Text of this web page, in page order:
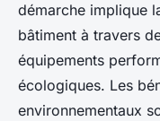
démarche implique
bâtiment à travers
équipements
écologiques. Les
environnementaux